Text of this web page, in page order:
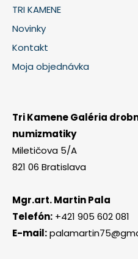
TRI KAMENE
Novinky
Kontakt
Moja objednávka
Tri Kamene Galéria
numizmatiky
Miletičova 5/A
821 06 Bratislava
Mgr.art. Martin Pala
Telefón: +421 905 602 081
E-mail: